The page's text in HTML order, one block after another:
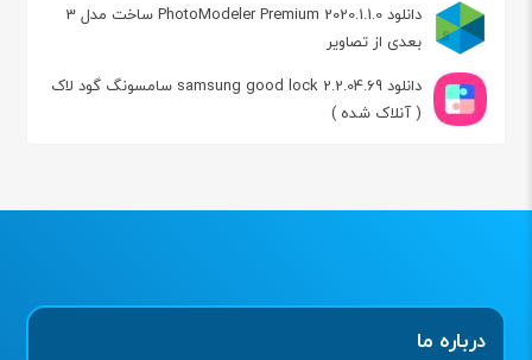
دانلود PhotoModeler Premium 2020.1.1.0 ساخت مدل 3
بعدی از تصاویر
دانلود samsung good lock 2.2.04.69 سامسونگ گود لاک
( آنلاک شده )
درباره ما